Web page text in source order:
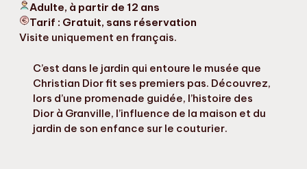
Adulte, à partir de 12 ans
Tarif : Gratuit, sans réservation
Visite uniquement en français.
C’est dans le jardin qui entoure le musée que
Christian Dior fit ses premiers pas. Découvrez,
lors d’une promenade guidée, l’histoire des
Dior à Granville, l’influence de la maison et du
jardin de son enfance sur le couturier.